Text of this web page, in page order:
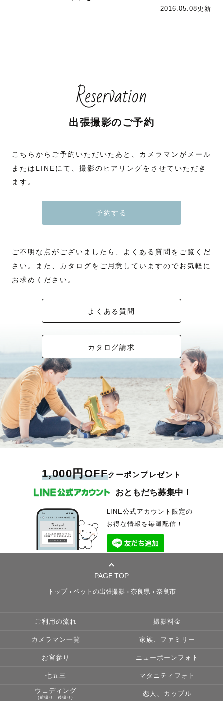
2016.05.08更新
Reservation
出張撮影のご予約
こちらからご予約いただいたあと、カメラマンがメール
またはLINEにて、撮影のヒアリングをさせていただき
ます。
予約する
ご不明な点がございましたら、よくある質問をご覧くだ
さい。また、カタログをご用意していますのでお気軽に
お求めください。
よくある質問
カタログ請求
1,000円OFFクーポンプレゼント
おともだち募集中！
LINE公式アカウント限定の
お得な情報を毎週配信！
PAGE TOP
トップ› ペットの出張撮影 › 奈良県› 奈良市
ご利用の流れ 撮影料金
カメラマン一覧 家族、ファミリー
お宮参り ニューボーンフォト
七五三 マタニティフォト
ウェディング
(前撮り、後撮り)
恋人、カップル